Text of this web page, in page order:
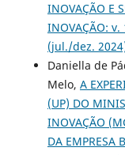
INOVAÇÃO E
INOVAÇÃO:
(jul./dez.
Daniella de
Melo, A
(UP) DO
INOVAÇÃO
DA EMPRESA